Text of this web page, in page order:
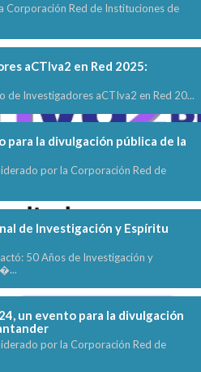
Corporación Red de Instituciones de
aCTIva2 en Red 2025:
de Investigadores aCTIva2 en Red 20...
para la divulgación pública de la
por la Corporación Red de
de Investigación y Espíritu
50 Años de Investigación y
un evento para la divulgación
por la Corporación Red de